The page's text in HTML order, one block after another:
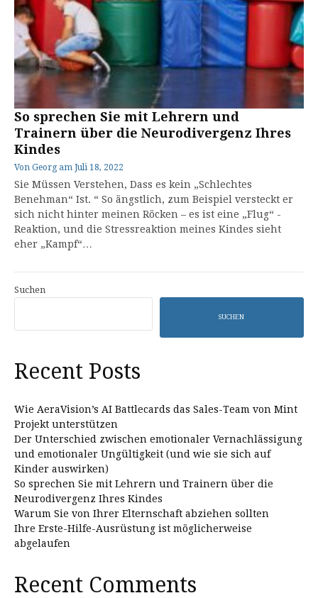
So sprechen Sie mit Lehrern und
Trainern über die Neurodivergenz Ihres
Kindes
Von Georg am Juli 18, 2022
Sie Müssen Verstehen, Dass es kein „Schlechtes
Benehman“ Ist. “ So ängstlich, zum Beispiel versteckt er
sich nicht hinter meinen Röcken – es ist eine „Flug“ -
Reaktion, und die Stressreaktion meines Kindes sieht
eher „Kampf“…
Suchen
SUCHEN
Recent Posts
Wie AeraVision’s AI Battlecards das Sales-Team von Mint
Projekt unterstützen
Der Unterschied zwischen emotionaler Vernachlässigung
und emotionaler Ungültigkeit (und wie sie sich auf
Kinder auswirken)
So sprechen Sie mit Lehrern und Trainern über die
Neurodivergenz Ihres Kindes
Warum Sie von Ihrer Elternschaft abziehen sollten
Ihre Erste-Hilfe-Ausrüstung ist möglicherweise
abgelaufen
Recent Comments